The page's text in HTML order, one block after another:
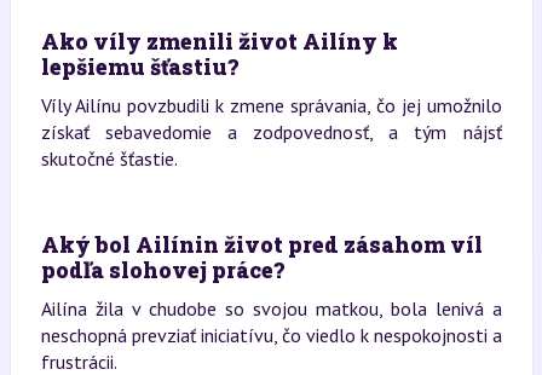
Ako víly zmenili život Ailíny k
lepšiemu šťastiu?
Víly Ailínu povzbudili k zmene správania, čo jej umožnilo
získať sebavedomie a zodpovednosť, a tým nájsť
skutočné šťastie.
Aký bol Ailínin život pred zásahom víl
podľa slohovej práce?
Ailína žila v chudobe so svojou matkou, bola lenivá a
neschopná prevziať iniciatívu, čo viedlo k nespokojnosti a
frustrácii.